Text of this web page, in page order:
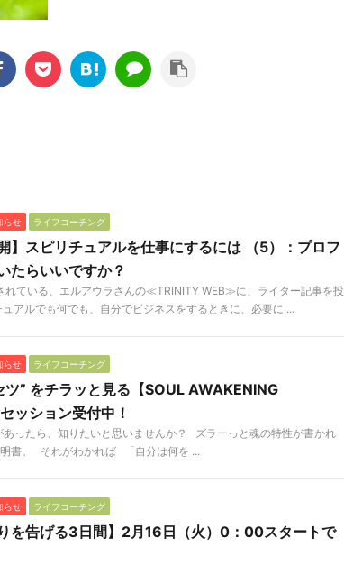
らせ ライフコーチング
】スピリチュアルを仕事にするには （5）：プロフ
たらいいですか？
れている、エルアウラさんの≪TRINITY WEB≫に、ライター記事を投
アルでも何でも、自分でビジネスをするときに、必要に ...
らせ ライフコーチング
” をチラッと見る【SOUL AWAKENING
ッション受付中！
あったら、知りたいと思いませんか？ ズラーっと魂の特性が書かれ
書。 それがわかれば 「自分は何を ...
らせ ライフコーチング
を告げる3日間】2月16日（火）0：00スタートで